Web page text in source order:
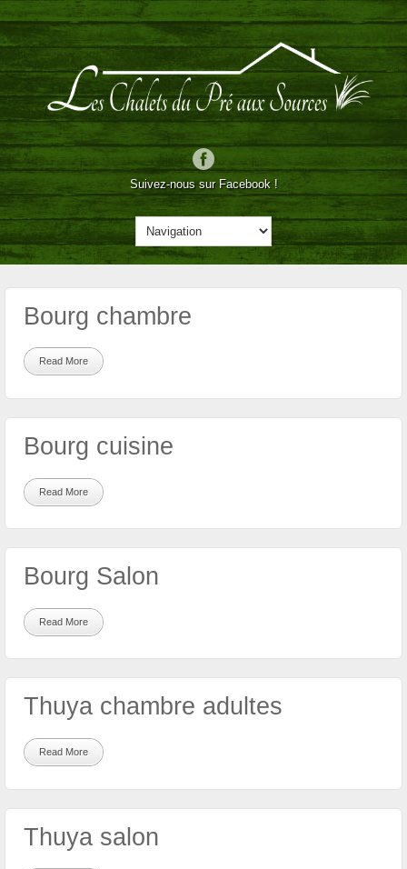
Suivez-nous sur Facebook !
Bourg chambre
Read More
Bourg cuisine
Read More
Bourg Salon
Read More
Thuya chambre adultes
Read More
Thuya salon